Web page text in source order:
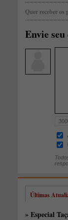
Quer receber os
Envie
Últimas
» Especial